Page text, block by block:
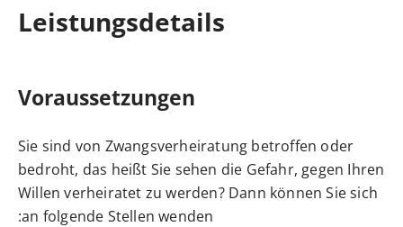
Leistungsdetails
Voraussetzungen
Sie sind von Zwangsverheiratung betroffen oder
bedroht, das heißt Sie sehen die Gefahr, gegen Ihren
Willen verheiratet zu werden? Dann können Sie sich
an folgende Stellen wenden: